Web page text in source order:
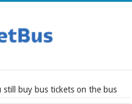
still buy bus tickets on the bus